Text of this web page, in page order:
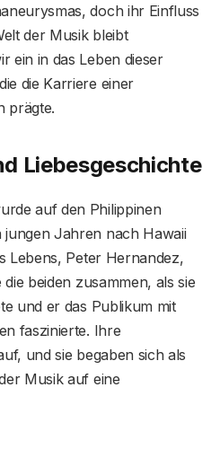
doch ihr Einfluss
der Musik bleibt
ein in das Leben dieser
die Karriere einer
prägte.
Liebesgeschichte
auf den Philippinen
Jahren nach Hawaii
Lebens, Peter Hernandez,
beiden zusammen, als sie
und er das Publikum mit
faszinierte. Ihre
und sie begaben sich als
Musik auf eine